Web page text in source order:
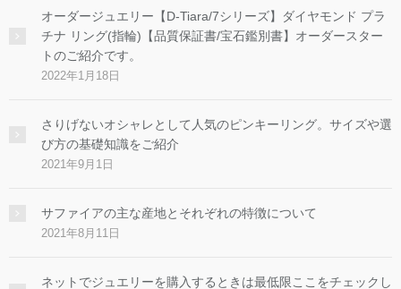
オーダージュエリー【D-Tiara/7シリーズ】ダイヤモンド プラ
チナ リング(指輪)【品質保証書/宝石鑑別書】オーダースター
トのご紹介です。
2022年1月18日
さりげないオシャレとして人気のピンキーリング。サイズや選
び方の基礎知識をご紹介
2021年9月1日
サファイアの主な産地とそれぞれの特徴について
2021年8月11日
ネットでジュエリーを購入するときは最低限ここをチェックし